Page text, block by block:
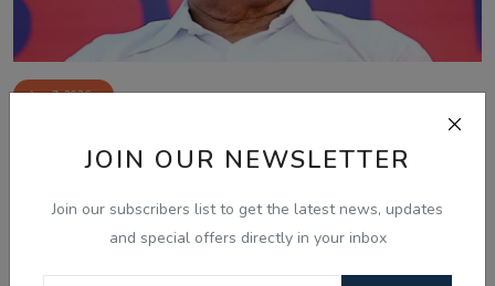
JOIN OUR NEWSLETTER
Join our subscribers list to get the latest news, updates
and special offers directly in your inbox
Aug 7, 2026
Gen-Z ਸਾਡੀ ਪੀੜ੍ਹੀ ਨਾਲੋਂ ਵੱਧ ਇਮਾਨਦਾਰ ਅਤੇ ਦੇਸ਼ ਭਗਤ: ਮੋਹਨ
ਭਾਗਵਤ ਦਾ ...